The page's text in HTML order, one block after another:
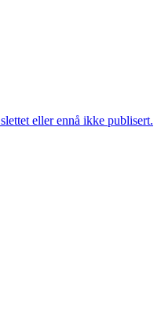
eller ennå ikke publisert.